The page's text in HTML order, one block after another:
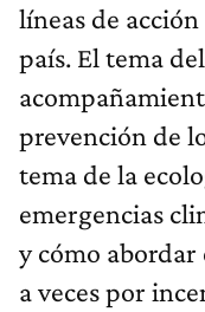
líneas de
país. El tema
prevención de
tema de la
emergencias
y cómo abordar
a veces por